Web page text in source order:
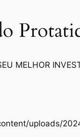
MELHOR
uploads/